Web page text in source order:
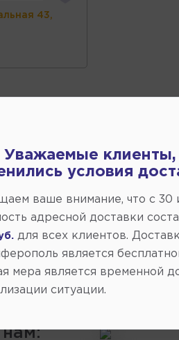
43,
,
раз в сутки.
и цен: 20:59 2026-08-06
о запчастях на этой
характер.
Уважаемые клиенты,
условия
ваше внимание, что c 30
адресной доставки
для всех клиентов.
является
мера является временной
ситуации.